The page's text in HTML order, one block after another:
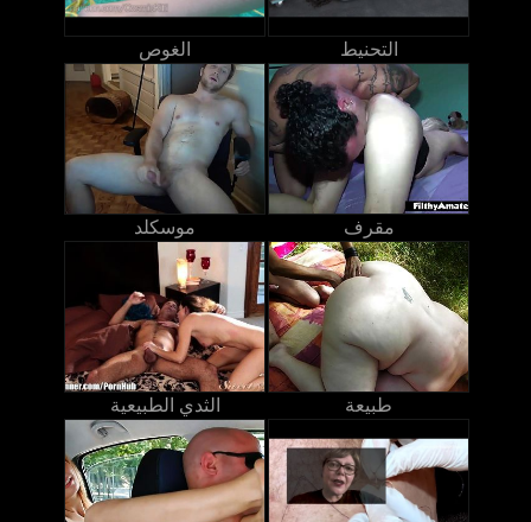
الغوص التحنيط
موسكلد مقرف
الثدي الطبيعية طبيعة